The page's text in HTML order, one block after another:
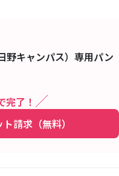
キャンパス） 専用パン
完了！
請求（無料）